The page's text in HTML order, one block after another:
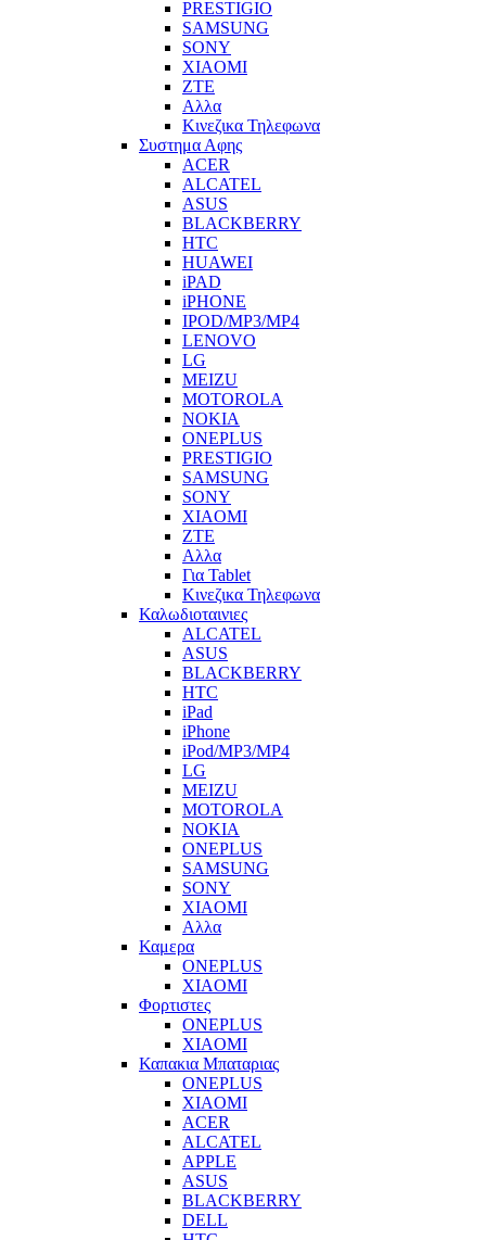
PRESTIGIO
SAMSUNG
SONY
XIAOMI
ZTE
Αλλα
Κινεζικα Τηλεφωνα
Συστημα Αφης
ACER
ALCATEL
ASUS
BLACKBERRY
HTC
HUAWEI
iPAD
iPHONE
IPOD/MP3/MP4
LENOVO
LG
MEIZU
MOTOROLA
NOKIA
ONEPLUS
PRESTIGIO
SAMSUNG
SONY
XIAOMI
ZTE
Αλλα
Για Tablet
Κινεζικα Τηλεφωνα
Καλωδιοταινιες
ALCATEL
ASUS
BLACKBERRY
HTC
iPad
iPhone
iPod/MP3/MP4
LG
MEIZU
MOTOROLA
NOKIA
ONEPLUS
SAMSUNG
SONY
XIAOMI
Αλλα
Καμερα
ONEPLUS
XIAOMI
Φορτιστες
ONEPLUS
XIAOMI
Καπακια Μπαταριας
ONEPLUS
XIAOMI
ACER
ALCATEL
APPLE
ASUS
BLACKBERRY
DELL